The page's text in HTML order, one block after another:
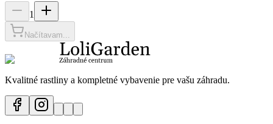
1
Načítavam...
Kvalitné rastliny a kompletné vybavenie pre vašu záhradu.